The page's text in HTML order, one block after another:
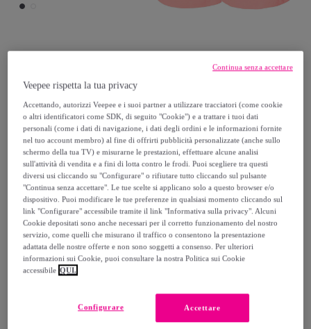
Completo Donna SUPERGA Cotone Jersey
Manica Corta
16,99 €
34,99 €
-51%
Art.25713
Veepee rispetta la tua privacy
Accettando, autorizzi Veepee e i suoi partner a utilizzare tracciatori (come cookie
o altri identificatori come SDK, di seguito "Cookie") e a trattare i tuoi dati
personali (come i dati di navigazione, i dati degli ordini e le informazioni fornite
nel tuo account membro) al fine di offrirti pubblicità personalizzate (anche sullo
schermo della tua TV) e misurarne le prestazioni, effettuare alcune analisi
sull'attività di vendita e a fini di lotta contro le frodi. Puoi scegliere tra questi
diversi usi cliccando su "Configurare" o rifiutare tutto cliccando sul pulsante
"Continua senza accettare". Le tue scelte si applicano solo a questo browser e/o
dispositivo. Puoi modificare le tue preferenze in qualsiasi momento cliccando sul
link "Configurare" accessibile tramite il link "Informativa sulla privacy". Alcuni
Cookie depositati sono anche necessari per il corretto funzionamento del nostro
servizio, come quelli che misurano il traffico o consentono la presentazione
adattata delle nostre offerte e non sono soggetti a consenso. Per ulteriori
informazioni sui Cookie, puoi consultare la nostra Politica sui Cookie
accessibile QUI.
Accettare
Configurare
Continua senza accettare